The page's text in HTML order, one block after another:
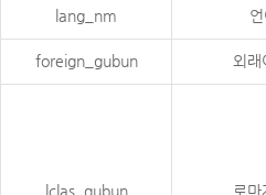
lang_nm
foreign_gubun 외래
lclas_gubun 로